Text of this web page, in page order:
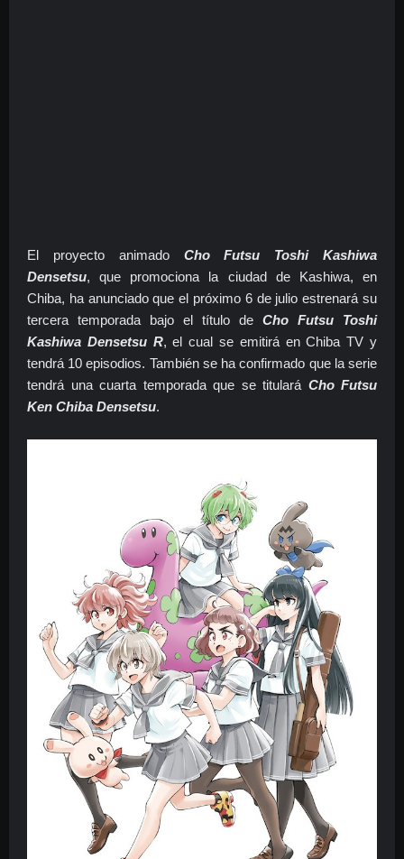
El proyecto animado Cho Futsu Toshi Kashiwa
Densetsu, que promociona la ciudad de Kashiwa, en
Chiba, ha anunciado que el próximo 6 de julio estrenará su
tercera temporada bajo el título de Cho Futsu Toshi
Kashiwa Densetsu R, el cual se emitirá en Chiba TV y
tendrá 10 episodios. También se ha confirmado que la serie
tendrá una cuarta temporada que se titulará Cho Futsu
Ken Chiba Densetsu.